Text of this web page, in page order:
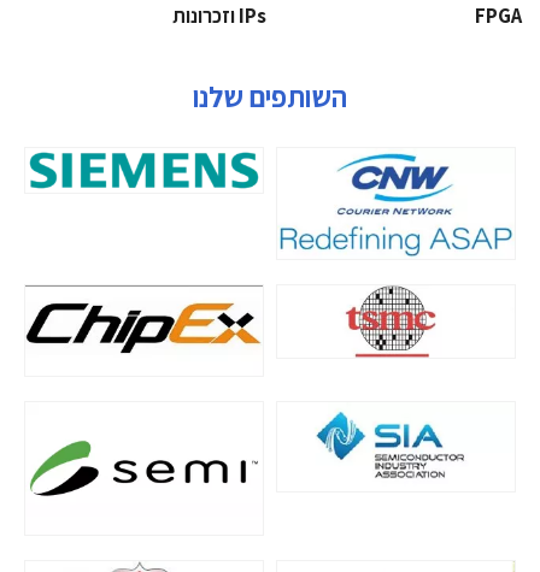
‫‪FPGA‬‬
השותפים שלנו